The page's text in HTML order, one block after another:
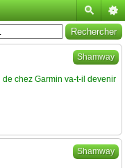
Shamway
chez Garmin va-t-il devenir
Shamway